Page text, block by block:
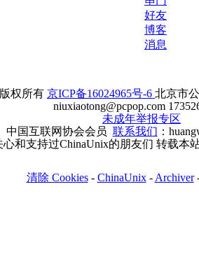
好友
博客
消息
权所有 京ICP备16024965号-6 北京市
niuxiaotong@pcpop.com
未成年举报专区
中国互联网协会会员 联系我们 ：
和支持过ChinaUnix的朋友们 转载本
清除 Cookies- ChinaUnix- Archiver